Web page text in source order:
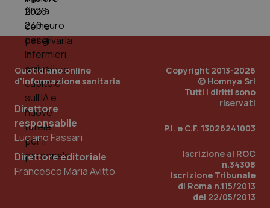
Quotidiano online
d'informazione sanitaria
Direttore
responsabile
Luciano Fassari
Direttore editoriale
Francesco Maria Avitto
Copyright 2013-2026
© Homnya Srl
Tutti i diritti sono
riservati
P.I. e C.F. 13026241003
Iscrizione al ROC
n.34308
Iscrizione Tribunale
di Roma n.115/2013
del 22/05/2013
1
mese